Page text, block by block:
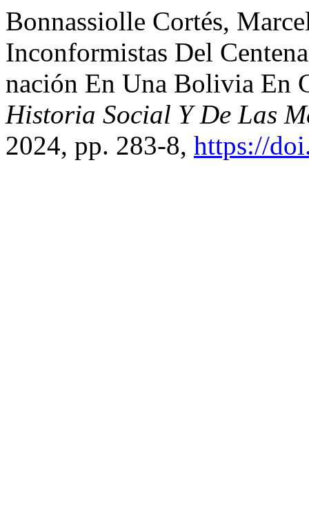
Bonnassiolle Cortés,
Inconformistas Del
nación En Una Bolivia En
Historia Social Y De Las
2024, pp. 283-8, https://